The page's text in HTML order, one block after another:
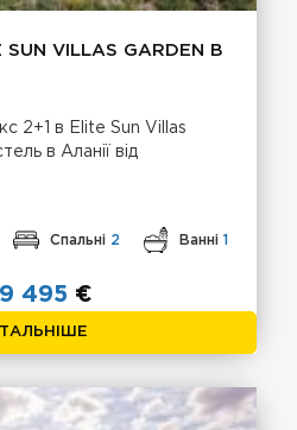
VILLAS GARDEN В
2+1 в Elite Sun Villas
в Аланії від
Спальні 2 Ванні 1
495 €